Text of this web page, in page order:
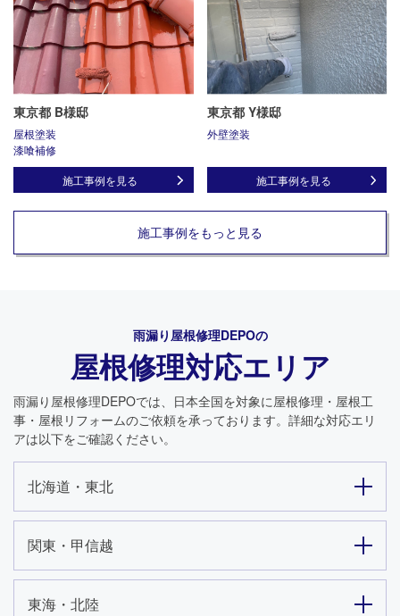
東京都 B様邸
屋根塗装
漆喰補修
施工事例を見る
東京都 Y様邸
外壁塗装
施工事例を見る
施工事例をもっと見る
雨漏り屋根修理DEPOの
屋根修理対応エリア
雨漏り屋根修理DEPOでは、日本全国を対象に屋根修理・屋根工
事・屋根リフォームのご依頼を承っております。詳細な対応エリ
アは以下をご確認ください。
北海道・東北
関東・甲信越
東海・北陸